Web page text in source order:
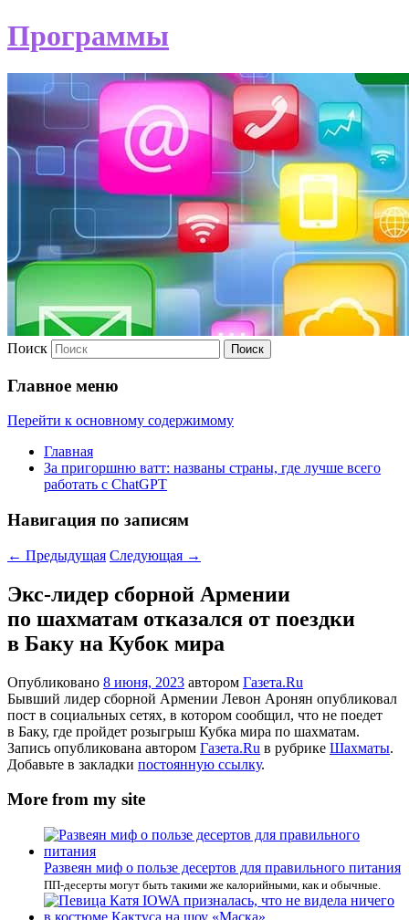
Программы
Поиск
Главное меню
Перейти к основному содержимому
Главная
За пригоршню ватт: названы страны, где лучше всего
работать с ChatGPT
Навигация по записям
← Предыдущая Следующая →
Экс-лидер сборной Армении
по шахматам отказался от поездки
в Баку на Кубок мира
Опубликовано 8 июня, 2023 автором Газета.Ru
Бывший лидер сборной Армении Левон Аронян опубликовал
пост в социальных сетях, в котором сообщил, что не поедет
в Баку, где пройдет розыгрыш Кубка мира по шахматам.
Запись опубликована автором Газета.Ru в рубрике Шахматы.
Добавьте в закладки постоянную ссылку.
More from my site
Развеян миф о пользе десертов для правильного питания
ПП-десерты могут быть такими же калорийными, как и обычные.